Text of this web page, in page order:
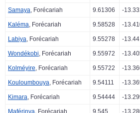
Samaya, Forécariah 9.61306 -
Kaléma, Forécariah 9.58528 -
Labiya, Forécariah 9.55278 -13.44
Wondékobi, Forécariah 9.55972 -
Kolméyire, Forécariah 9.55722 -
Kouloumbouya, Forécariah 9.54111 -
Kimara, Forécariah 9.54444 -
Maférinya, Forécariah 9.545 -